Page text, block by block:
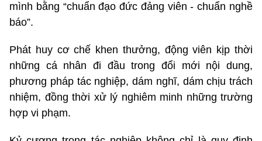
mình bằng “chuẩn đạo đức đảng viên - chuẩn nghề
báo”.
Phát huy cơ chế khen thưởng, động viên kịp thời
những cá nhân đi đầu trong đổi mới nội dung,
phương pháp tác nghiệp, dám nghĩ, dám chịu trách
nhiệm, đồng thời xử lý nghiêm minh những trường
hợp vi phạm.